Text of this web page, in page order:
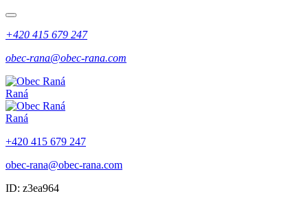
+420 415 679 247
obec-rana@obec-rana.com
Raná
Raná
+420 415 679 247
obec-rana@obec-rana.com
ID: z3ea964